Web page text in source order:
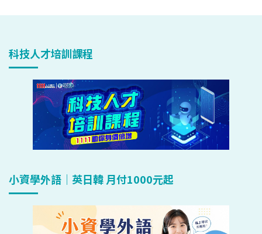
科技人才培訓課程
小資學外語｜英日韓 月付1000元起